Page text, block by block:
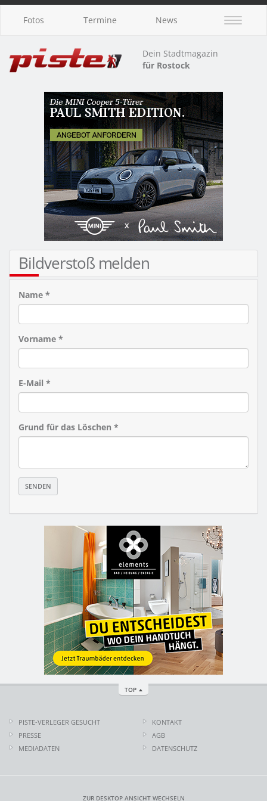
Fotos Termine News
Dein Stadtmagazin
für Rostock
Bildverstoß melden
Name *
Vorname *
E-Mail *
Grund für das Löschen *
TOP
PISTE-VERLEGER GESUCHT
PRESSE
MEDIADATEN
KONTAKT
AGB
DATENSCHUTZ
ZUR DESKTOP ANSICHT WECHSELN